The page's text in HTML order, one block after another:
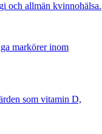
och allmän kvinnohälsa.
markörer inom
som vitamin D,